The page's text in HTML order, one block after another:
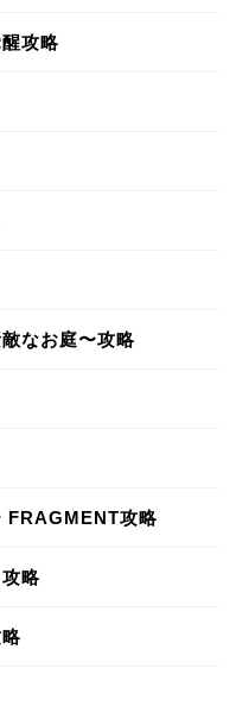
攻略
なお庭〜攻略
FRAGMENT攻略
略